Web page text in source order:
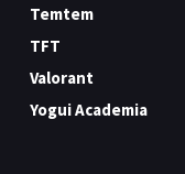
Temtem
TFT
Valorant
Yogui Academia